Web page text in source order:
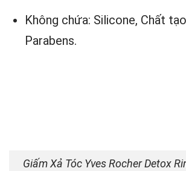
Không chứa: Silicone, Chất
Parabens.
Giấm Xả Tóc Yves Rocher Detox